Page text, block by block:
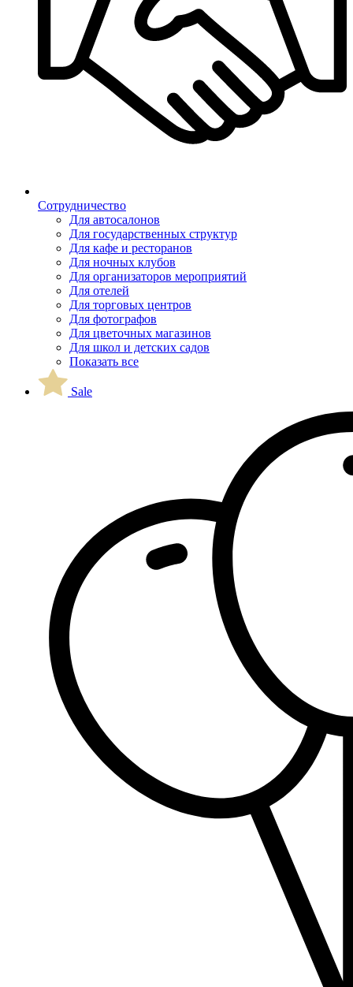
Сотрудничество
Для автосалонов
Для государственных структур
Для кафе и ресторанов
Для ночных клубов
Для организаторов мероприятий
Для отелей
Для торговых центров
Для фотографов
Для цветочных магазинов
Для школ и детских садов
Показать все
Sale